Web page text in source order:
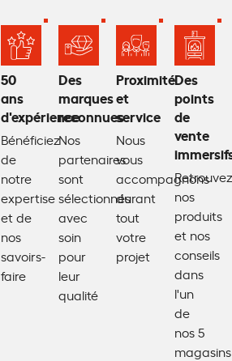
50
ans
d'expérience
Bénéficiez
de
notre
expertise
et de
nos
savoirs-
faire
Des
marques
reconnues
Nos
partenaires
sont
sélectionnés
avec
soin
pour
leur
qualité
Proximité
et
service
Nous
vous
accompagnons
durant
tout
votre
projet
Des
points
de
vente
Retrouvez
nos
produits
et nos
conseils
dans
l'un
de
nos 5
magasins